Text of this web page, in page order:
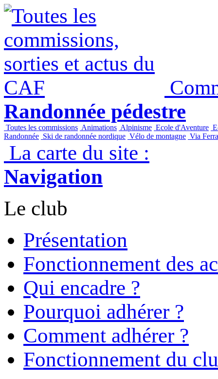
Randonnée pédestre
Toutes les commissions Animations Alpinisme Ecole d'Aventure
Randonnée Ski de randonnée nordique Vélo de montagne Via
La carte du site :
Navigation
Le club
Présentation
Fonctionnement des
Qui encadre ?
Pourquoi adhérer ?
Comment adhérer ?
Fonctionnement du